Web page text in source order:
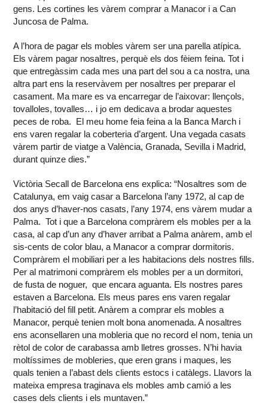
gens. Les cortines les vàrem comprar a Manacor i a Can
Juncosa de Palma.
A l’hora de pagar els mobles vàrem ser una parella atípica.
Els vàrem pagar nosaltres, perquè els dos fèiem feina. Tot i
que entregàssim cada mes una part del sou a ca nostra, una
altra part ens la reservàvem per nosaltres per preparar el
casament. Ma mare es va encarregar de l’aixovar: llençols,
tovalloles, tovalles… i jo em dedicava a brodar aquestes
peces de roba. El meu home feia feina a la Banca March i
ens varen regalar la coberteria d’argent. Una vegada casats
vàrem partir de viatge a València, Granada, Sevilla i Madrid,
durant quinze dies.”
Victòria Secall de Barcelona ens explica: “Nosaltres som de
Catalunya, em vaig casar a Barcelona l’any 1972, al cap de
dos anys d’haver-nos casats, l’any 1974, ens vàrem mudar a
Palma. Tot i que a Barcelona compràrem els mobles per a la
casa, al cap d’un any d’haver arribat a Palma anàrem, amb el
sis-cents de color blau, a Manacor a comprar dormitoris.
Compràrem el mobiliari per a les habitacions dels nostres fills.
Per al matrimoni compràrem els mobles per a un dormitori,
de fusta de noguer, que encara aguanta. Els nostres pares
estaven a Barcelona. Els meus pares ens varen regalar
l’habitació del fill petit. Anàrem a comprar els mobles a
Manacor, perquè tenien molt bona anomenada. A nosaltres
ens aconsellaren una mobleria que no record el nom, tenia un
rètol de color de carabassa amb lletres grosses. N’hi havia
moltíssimes de mobleries, que eren grans i maques, les
quals tenien a l’abast dels clients estocs i catàlegs. Llavors la
mateixa empresa traginava els mobles amb camió a les
cases dels clients i els muntaven.”